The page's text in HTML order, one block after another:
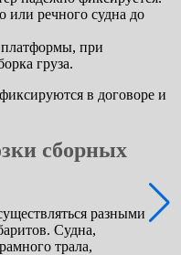
или речного судна до
платформы, при
груза.
в договоре и
сборных
разными
Судна,
трала,